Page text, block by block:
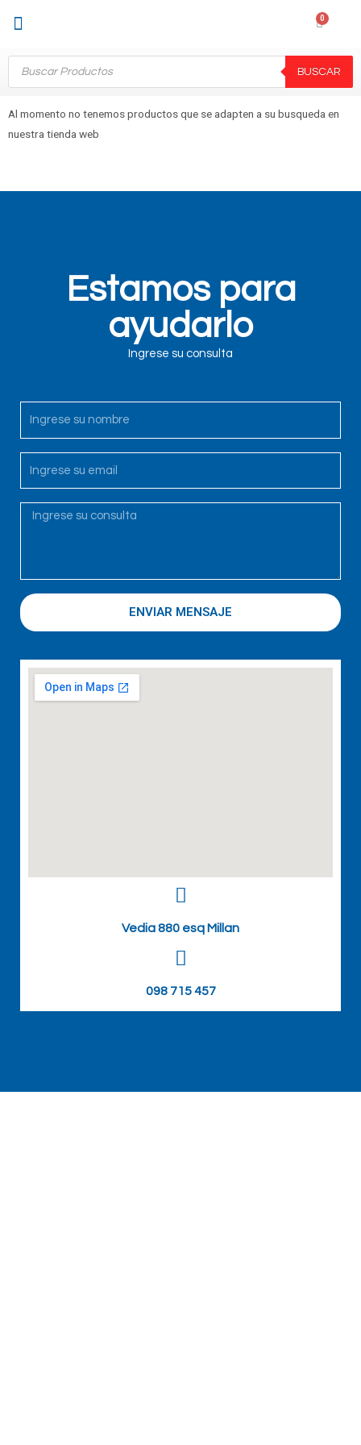
BUSCAR
Al momento no tenemos productos que se adapten a su busqueda en
nuestra tienda web
Estamos para
ayudarlo
Ingrese su consulta
ENVIAR MENSAJE
Vedia 880 esq Millan
098 715 457